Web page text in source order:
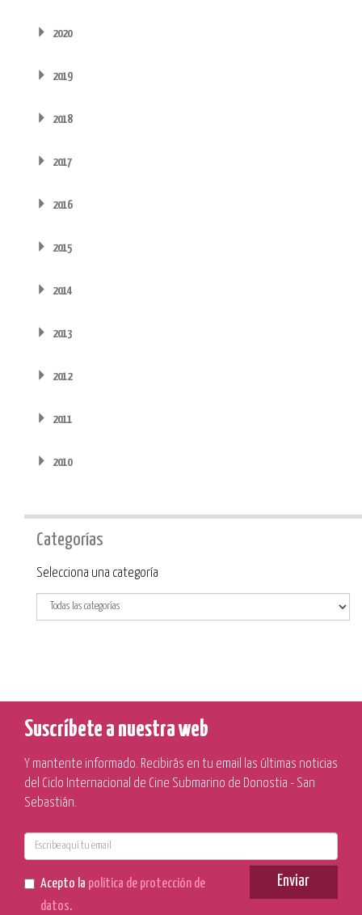
2020
2019
2018
2017
2016
2015
2014
2013
2012
2011
2010
Categorías
Categoría
Selecciona una categoría
Suscríbete a nuestra web
Y mantente informado. Recibirás en tu email las últimas noticias
del Ciclo Internacional de Cine Submarino de Donostia - San
Sebastián.
Acepto la política de protección de
datos.
Enviar